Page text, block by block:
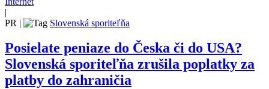
|
PR | Slovenská sporiteľňa
Posielate peniaze do Česka či do USA?
Slovenská sporiteľňa zrušila poplatky za
platby do zahraničia